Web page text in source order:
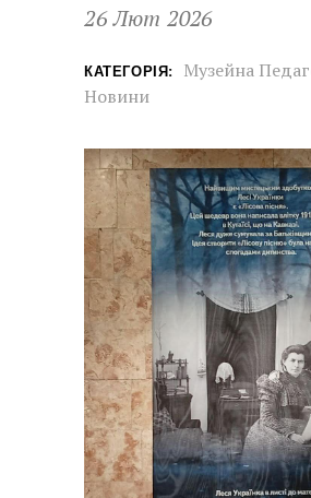
26 Лют 2026
КАТЕГОРІЯ: Музейна
Новини